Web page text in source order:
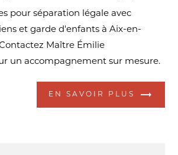
pour séparation légale avec
et garde d'enfants à Aix-en-
Maître Émilie
un accompagnement sur mesure.
EN SAVOIR PLUS